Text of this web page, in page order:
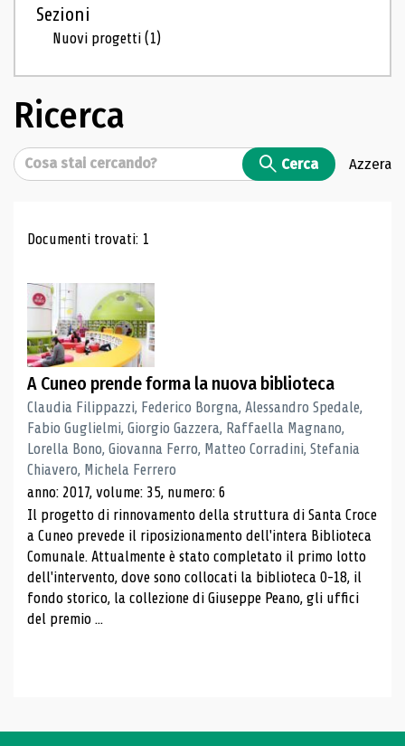
Sezioni
Nuovi progetti(1)
Ricerca
Cerca Cerca Azzera
Risultati di ricerca
Documenti trovati: 1
A Cuneo prende forma la nuova biblioteca
Claudia Filippazzi, Federico Borgna, Alessandro Spedale,
Fabio Guglielmi, Giorgio Gazzera, Raffaella Magnano,
Lorella Bono, Giovanna Ferro, Matteo Corradini, Stefania
Chiavero, Michela Ferrero
anno: 2017, volume: 35, numero: 6
Il progetto di rinnovamento della struttura di Santa Croce
a Cuneo prevede il riposizionamento dell'intera Biblioteca
Comunale. Attualmente è stato completato il primo lotto
dell'intervento, dove sono collocati la biblioteca 0-18, il
fondo storico, la collezione di Giuseppe Peano, gli uffici
del premio ...